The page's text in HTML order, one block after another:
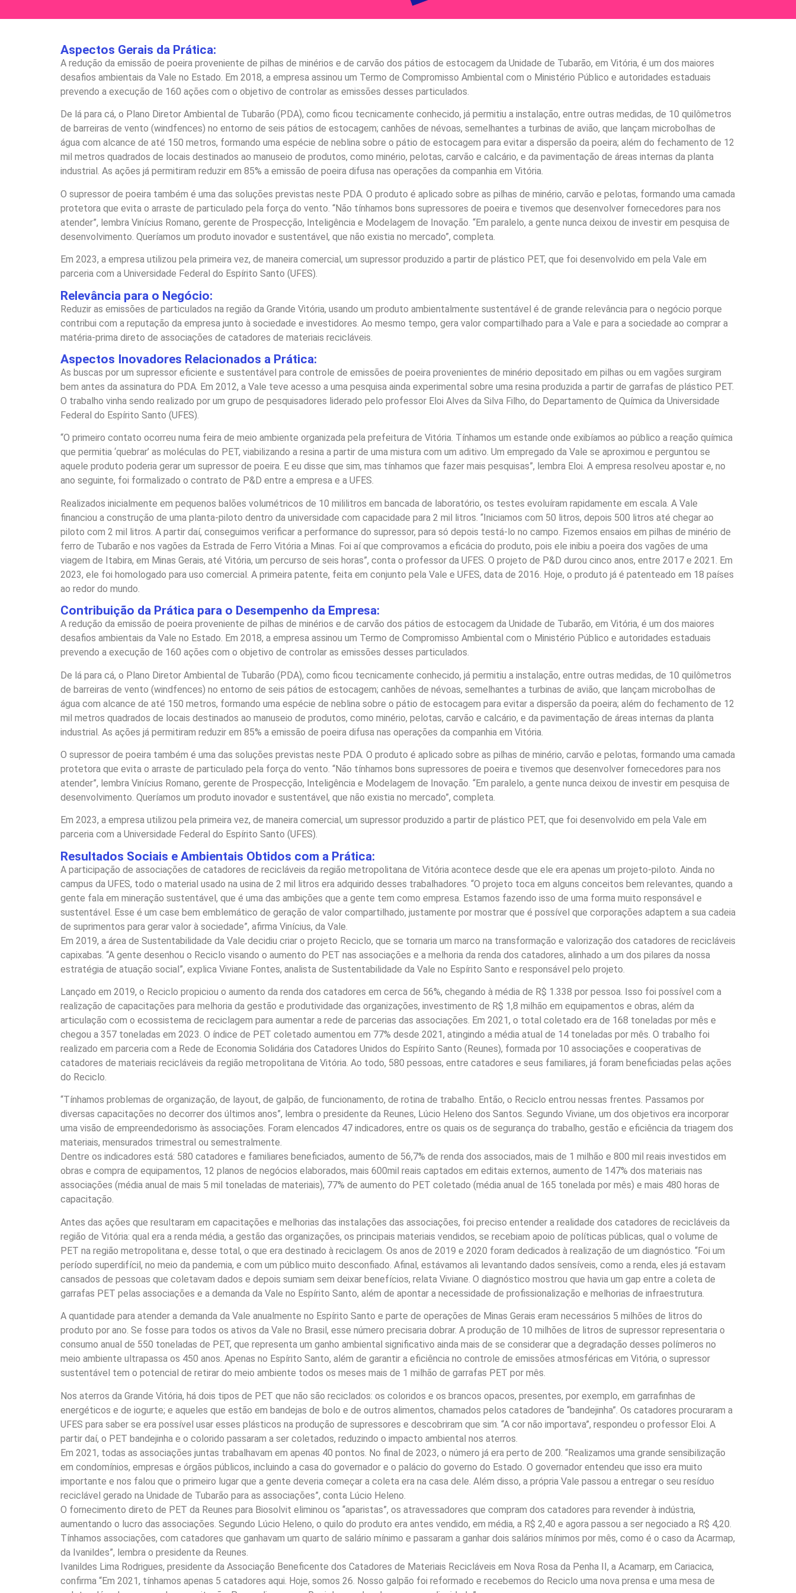
Aspectos Gerais da Prática:
A redução da emissão de poeira proveniente de pilhas de minérios e de carvão dos pátios de estocagem da Unidade de Tubarão, em Vitória, é um dos maiores
desafios ambientais da Vale no Estado. Em 2018, a empresa assinou um Termo de Compromisso Ambiental com o Ministério Público e autoridades estaduais
prevendo a execução de 160 ações com o objetivo de controlar as emissões desses particulados.
De lá para cá, o Plano Diretor Ambiental de Tubarão (PDA), como ficou tecnicamente conhecido, já permitiu a instalação, entre outras medidas, de 10 quilômetros
de barreiras de vento (windfences) no entorno de seis pátios de estocagem; canhões de névoas, semelhantes a turbinas de avião, que lançam microbolhas de
água com alcance de até 150 metros, formando uma espécie de neblina sobre o pátio de estocagem para evitar a dispersão da poeira; além do fechamento de 12
mil metros quadrados de locais destinados ao manuseio de produtos, como minério, pelotas, carvão e calcário, e da pavimentação de áreas internas da planta
industrial. As ações já permitiram reduzir em 85% a emissão de poeira difusa nas operações da companhia em Vitória.
O supressor de poeira também é uma das soluções previstas neste PDA. O produto é aplicado sobre as pilhas de minério, carvão e pelotas, formando uma camada
protetora que evita o arraste de particulado pela força do vento. “Não tínhamos bons supressores de poeira e tivemos que desenvolver fornecedores para nos
atender”, lembra Vinícius Romano, gerente de Prospecção, Inteligência e Modelagem de Inovação. “Em paralelo, a gente nunca deixou de investir em pesquisa de
desenvolvimento. Queríamos um produto inovador e sustentável, que não existia no mercado”, completa.
Em 2023, a empresa utilizou pela primeira vez, de maneira comercial, um supressor produzido a partir de plástico PET, que foi desenvolvido em pela Vale em
parceria com a Universidade Federal do Espírito Santo (UFES).
Relevância para o Negócio:
Reduzir as emissões de particulados na região da Grande Vitória, usando um produto ambientalmente sustentável é de grande relevância para o negócio porque
contribui com a reputação da empresa junto à sociedade e investidores. Ao mesmo tempo, gera valor compartilhado para a Vale e para a sociedade ao comprar a
matéria-prima direto de associações de catadores de materiais recicláveis.
Aspectos Inovadores Relacionados a Prática:
As buscas por um supressor eficiente e sustentável para controle de emissões de poeira provenientes de minério depositado em pilhas ou em vagões surgiram
bem antes da assinatura do PDA. Em 2012, a Vale teve acesso a uma pesquisa ainda experimental sobre uma resina produzida a partir de garrafas de plástico PET.
O trabalho vinha sendo realizado por um grupo de pesquisadores liderado pelo professor Eloi Alves da Silva Filho, do Departamento de Química da Universidade
Federal do Espírito Santo (UFES).
“O primeiro contato ocorreu numa feira de meio ambiente organizada pela prefeitura de Vitória. Tínhamos um estande onde exibíamos ao público a reação química
que permitia ‘quebrar’ as moléculas do PET, viabilizando a resina a partir de uma mistura com um aditivo. Um empregado da Vale se aproximou e perguntou se
aquele produto poderia gerar um supressor de poeira. E eu disse que sim, mas tínhamos que fazer mais pesquisas”, lembra Eloi. A empresa resolveu apostar e, no
ano seguinte, foi formalizado o contrato de P&D entre a empresa e a UFES.
Realizados inicialmente em pequenos balões volumétricos de 10 mililitros em bancada de laboratório, os testes evoluíram rapidamente em escala. A Vale
financiou a construção de uma planta-piloto dentro da universidade com capacidade para 2 mil litros. “Iniciamos com 50 litros, depois 500 litros até chegar ao
piloto com 2 mil litros. A partir daí, conseguimos verificar a performance do supressor, para só depois testá-lo no campo. Fizemos ensaios em pilhas de minério de
ferro de Tubarão e nos vagões da Estrada de Ferro Vitória a Minas. Foi aí que comprovamos a eficácia do produto, pois ele inibiu a poeira dos vagões de uma
viagem de Itabira, em Minas Gerais, até Vitória, um percurso de seis horas”, conta o professor da UFES. O projeto de P&D durou cinco anos, entre 2017 e 2021. Em
2023, ele foi homologado para uso comercial. A primeira patente, feita em conjunto pela Vale e UFES, data de 2016. Hoje, o produto já é patenteado em 18 países
ao redor do mundo.
Contribuição da Prática para o Desempenho da Empresa:
A redução da emissão de poeira proveniente de pilhas de minérios e de carvão dos pátios de estocagem da Unidade de Tubarão, em Vitória, é um dos maiores
desafios ambientais da Vale no Estado. Em 2018, a empresa assinou um Termo de Compromisso Ambiental com o Ministério Público e autoridades estaduais
prevendo a execução de 160 ações com o objetivo de controlar as emissões desses particulados.
De lá para cá, o Plano Diretor Ambiental de Tubarão (PDA), como ficou tecnicamente conhecido, já permitiu a instalação, entre outras medidas, de 10 quilômetros
de barreiras de vento (windfences) no entorno de seis pátios de estocagem; canhões de névoas, semelhantes a turbinas de avião, que lançam microbolhas de
água com alcance de até 150 metros, formando uma espécie de neblina sobre o pátio de estocagem para evitar a dispersão da poeira; além do fechamento de 12
mil metros quadrados de locais destinados ao manuseio de produtos, como minério, pelotas, carvão e calcário, e da pavimentação de áreas internas da planta
industrial. As ações já permitiram reduzir em 85% a emissão de poeira difusa nas operações da companhia em Vitória.
O supressor de poeira também é uma das soluções previstas neste PDA. O produto é aplicado sobre as pilhas de minério, carvão e pelotas, formando uma camada
protetora que evita o arraste de particulado pela força do vento. “Não tínhamos bons supressores de poeira e tivemos que desenvolver fornecedores para nos
atender”, lembra Vinícius Romano, gerente de Prospecção, Inteligência e Modelagem de Inovação. “Em paralelo, a gente nunca deixou de investir em pesquisa de
desenvolvimento. Queríamos um produto inovador e sustentável, que não existia no mercado”, completa.
Em 2023, a empresa utilizou pela primeira vez, de maneira comercial, um supressor produzido a partir de plástico PET, que foi desenvolvido em pela Vale em
parceria com a Universidade Federal do Espírito Santo (UFES).
Resultados Sociais e Ambientais Obtidos com a Prática:
A participação de associações de catadores de recicláveis da região metropolitana de Vitória acontece desde que ele era apenas um projeto-piloto. Ainda no
campus da UFES, todo o material usado na usina de 2 mil litros era adquirido desses trabalhadores. “O projeto toca em alguns conceitos bem relevantes, quando a
gente fala em mineração sustentável, que é uma das ambições que a gente tem como empresa. Estamos fazendo isso de uma forma muito responsável e
sustentável. Esse é um case bem emblemático de geração de valor compartilhado, justamente por mostrar que é possível que corporações adaptem a sua cadeia
de suprimentos para gerar valor à sociedade”, afirma Vinícius, da Vale.
Em 2019, a área de Sustentabilidade da Vale decidiu criar o projeto Reciclo, que se tornaria um marco na transformação e valorização dos catadores de recicláveis
capixabas. “A gente desenhou o Reciclo visando o aumento do PET nas associações e a melhoria da renda dos catadores, alinhado a um dos pilares da nossa
estratégia de atuação social”, explica Viviane Fontes, analista de Sustentabilidade da Vale no Espírito Santo e responsável pelo projeto.
Lançado em 2019, o Reciclo propiciou o aumento da renda dos catadores em cerca de 56%, chegando à média de R$ 1.338 por pessoa. Isso foi possível com a
realização de capacitações para melhoria da gestão e produtividade das organizações, investimento de R$ 1,8 milhão em equipamentos e obras, além da
articulação com o ecossistema de reciclagem para aumentar a rede de parcerias das associações. Em 2021, o total coletado era de 168 toneladas por mês e
chegou a 357 toneladas em 2023. O índice de PET coletado aumentou em 77% desde 2021, atingindo a média atual de 14 toneladas por mês. O trabalho foi
realizado em parceria com a Rede de Economia Solidária dos Catadores Unidos do Espírito Santo (Reunes), formada por 10 associações e cooperativas de
catadores de materiais recicláveis da região metropolitana de Vitória. Ao todo, 580 pessoas, entre catadores e seus familiares, já foram beneficiadas pelas ações
do Reciclo.
“Tínhamos problemas de organização, de layout, de galpão, de funcionamento, de rotina de trabalho. Então, o Reciclo entrou nessas frentes. Passamos por
diversas capacitações no decorrer dos últimos anos”, lembra o presidente da Reunes, Lúcio Heleno dos Santos. Segundo Viviane, um dos objetivos era incorporar
uma visão de empreendedorismo às associações. Foram elencados 47 indicadores, entre os quais os de segurança do trabalho, gestão e eficiência da triagem dos
materiais, mensurados trimestral ou semestralmente.
Dentre os indicadores está: 580 catadores e familiares beneficiados, aumento de 56,7% de renda dos associados, mais de 1 milhão e 800 mil reais investidos em
obras e compra de equipamentos, 12 planos de negócios elaborados, mais 600mil reais captados em editais externos, aumento de 147% dos materiais nas
associações (média anual de mais 5 mil toneladas de materiais), 77% de aumento do PET coletado (média anual de 165 tonelada por mês) e mais 480 horas de
capacitação.
Antes das ações que resultaram em capacitações e melhorias das instalações das associações, foi preciso entender a realidade dos catadores de recicláveis da
região de Vitória: qual era a renda média, a gestão das organizações, os principais materiais vendidos, se recebiam apoio de políticas públicas, qual o volume de
PET na região metropolitana e, desse total, o que era destinado à reciclagem. Os anos de 2019 e 2020 foram dedicados à realização de um diagnóstico. “Foi um
período superdifícil, no meio da pandemia, e com um público muito desconfiado. Afinal, estávamos ali levantando dados sensíveis, como a renda, eles já estavam
cansados de pessoas que coletavam dados e depois sumiam sem deixar benefícios, relata Viviane. O diagnóstico mostrou que havia um gap entre a coleta de
garrafas PET pelas associações e a demanda da Vale no Espírito Santo, além de apontar a necessidade de profissionalização e melhorias de infraestrutura.
A quantidade para atender a demanda da Vale anualmente no Espírito Santo e parte de operações de Minas Gerais eram necessários 5 milhões de litros do
produto por ano. Se fosse para todos os ativos da Vale no Brasil, esse número precisaria dobrar. A produção de 10 milhões de litros de supressor representaria o
consumo anual de 550 toneladas de PET, que representa um ganho ambiental significativo ainda mais de se considerar que a degradação desses polímeros no
meio ambiente ultrapassa os 450 anos. Apenas no Espírito Santo, além de garantir a eficiência no controle de emissões atmosféricas em Vitória, o supressor
sustentável tem o potencial de retirar do meio ambiente todos os meses mais de 1 milhão de garrafas PET por mês.
Nos aterros da Grande Vitória, há dois tipos de PET que não são reciclados: os coloridos e os brancos opacos, presentes, por exemplo, em garrafinhas de
energéticos e de iogurte; e aqueles que estão em bandejas de bolo e de outros alimentos, chamados pelos catadores de “bandejinha”. Os catadores procuraram a
UFES para saber se era possível usar esses plásticos na produção de supressores e descobriram que sim. “A cor não importava”, respondeu o professor Eloi. A
partir daí, o PET bandejinha e o colorido passaram a ser coletados, reduzindo o impacto ambiental nos aterros.
Em 2021, todas as associações juntas trabalhavam em apenas 40 pontos. No final de 2023, o número já era perto de 200. “Realizamos uma grande sensibilização
em condomínios, empresas e órgãos públicos, incluindo a casa do governador e o palácio do governo do Estado. O governador entendeu que isso era muito
importante e nos falou que o primeiro lugar que a gente deveria começar a coleta era na casa dele. Além disso, a própria Vale passou a entregar o seu resíduo
reciclável gerado na Unidade de Tubarão para as associações”, conta Lúcio Heleno.
O fornecimento direto de PET da Reunes para Biosolvit eliminou os “aparistas”, os atravessadores que compram dos catadores para revender à indústria,
aumentando o lucro das associações. Segundo Lúcio Heleno, o quilo do produto era antes vendido, em média, a R$ 2,40 e agora passou a ser negociado a R$ 4,20.
Tínhamos associações, com catadores que ganhavam um quarto de salário mínimo e passaram a ganhar dois salários mínimos por mês, como é o caso da Acarmap,
da Ivanildes”, lembra o presidente da Reunes.
Ivanildes Lima Rodrigues, presidente da Associação Beneficente dos Catadores de Materiais Recicláveis em Nova Rosa da Penha II, a Acamarp, em Cariacica,
confirma “Em 2021, tínhamos apenas 5 catadores aqui. Hoje, somos 26. Nosso galpão foi reformado e recebemos do Reciclo uma nova prensa e uma mesa de